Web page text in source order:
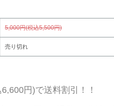
5,000円(税込5,500円)
売り切れ
円)で送料割引！！